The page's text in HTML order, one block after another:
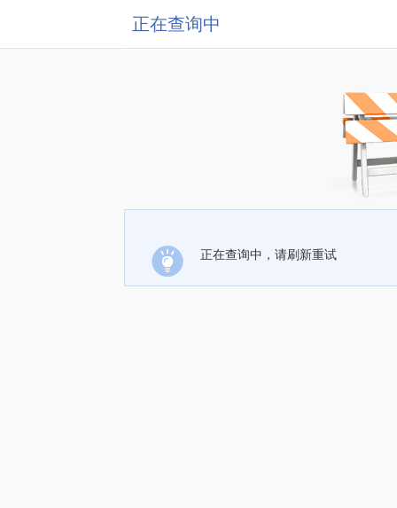
正在查询中
正在查询中，请刷新重试